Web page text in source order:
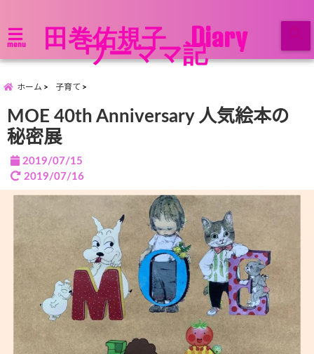
menu 田巻佑規子 Diary
ワーママ記
ホーム 子育て
MOE 40th Anniversary 人気絵本の
秘密展
2019/07/15
2019/07/16